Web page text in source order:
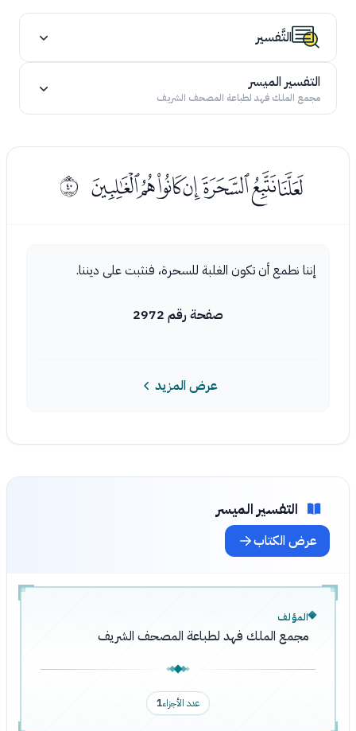
التَّفسير
التفسير الميسر
مجمع الملك فهد لطباعة المصحف الشريف
ﭑﭒﭓﭔﭕﭖﭗ ﰧ
إننا نطمع أن تكون الغلبة للسحرة، فنثبت على ديننا.
صفحة رقم 2972
عرض المزيد
التفسير الميسر
عرض الكتاب
المؤلف
مجمع الملك فهد لطباعة المصحف الشريف
عدد الأجزاء1